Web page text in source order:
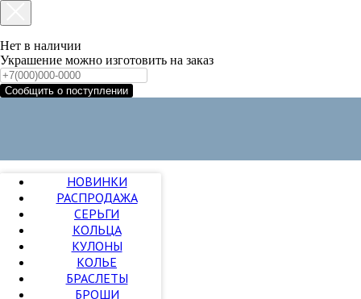
Нет в наличии
Украшение можно изготовить на заказ
Сообщить о поступлении
+7 (985) 785 11 17
+7 (985) 785 11 18
Каталог
НОВИНКИ
РАСПРОДАЖА
СЕРЬГИ
КОЛЬЦА
КУЛОНЫ
КОЛЬЕ
БРАСЛЕТЫ
БРОШИ